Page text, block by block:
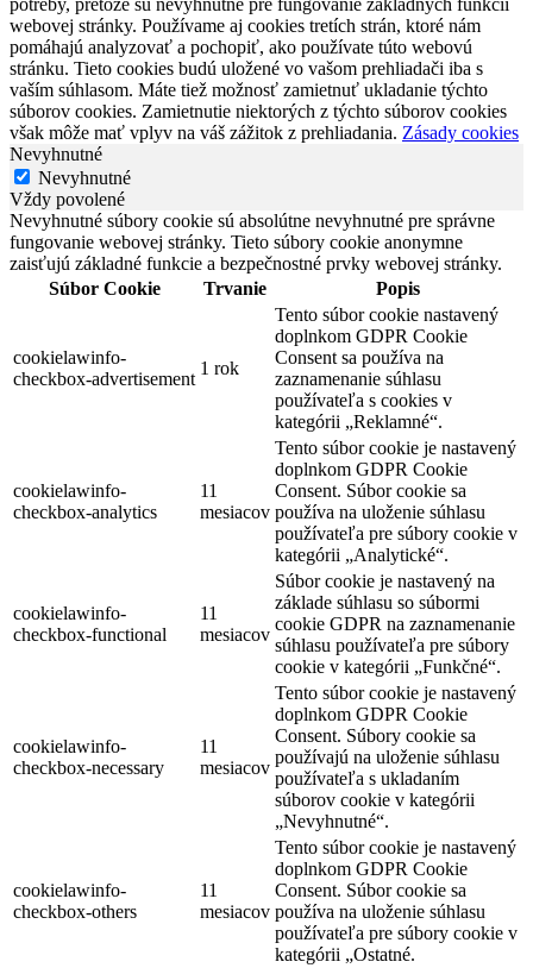
webovej stránky. Používame aj cookies tretích strán, ktoré nám
pomáhajú analyzovať a pochopiť, ako používate túto webovú
stránku. Tieto cookies budú uložené vo vašom prehliadači iba s
vaším súhlasom. Máte tiež možnosť zamietnuť ukladanie týchto
súborov cookies. Zamietnutie niektorých z týchto súborov cookies
však môže mať vplyv na váš zážitok z prehliadania. Zásady cookies
Nevyhnutné
Nevyhnutné
Vždy povolené
Nevyhnutné súbory cookie sú absolútne nevyhnutné pre správne
fungovanie webovej stránky. Tieto súbory cookie anonymne
zaisťujú základné funkcie a bezpečnostné prvky webovej stránky.
Súbor Cookie
Trvanie Popis
cookielawinfo-
checkbox-advertisement
1 rok
Tento súbor cookie nastavený
doplnkom GDPR Cookie
Consent sa používa na
zaznamenanie súhlasu
používateľa s cookies v
kategórii „Reklamné“.
cookielawinfo-
checkbox-analytics
11
mesiacov
Tento súbor cookie je nastavený
doplnkom GDPR Cookie
Consent. Súbor cookie sa
používa na uloženie súhlasu
používateľa pre súbory cookie v
kategórii „Analytické“.
cookielawinfo-
checkbox-functional
11
mesiacov
Súbor cookie je nastavený na
základe súhlasu so súbormi
cookie GDPR na zaznamenanie
súhlasu používateľa pre súbory
cookie v kategórii „Funkčné“.
cookielawinfo-
checkbox-necessary
11
mesiacov
Tento súbor cookie je nastavený
doplnkom GDPR Cookie
Consent. Súbory cookie sa
používajú na uloženie súhlasu
používateľa s ukladaním
súborov cookie v kategórii
„Nevyhnutné“.
cookielawinfo-
checkbox-others
11
mesiacov
Tento súbor cookie je nastavený
doplnkom GDPR Cookie
Consent. Súbor cookie sa
používa na uloženie súhlasu
používateľa pre súbory cookie v
kategórii „Ostatné.